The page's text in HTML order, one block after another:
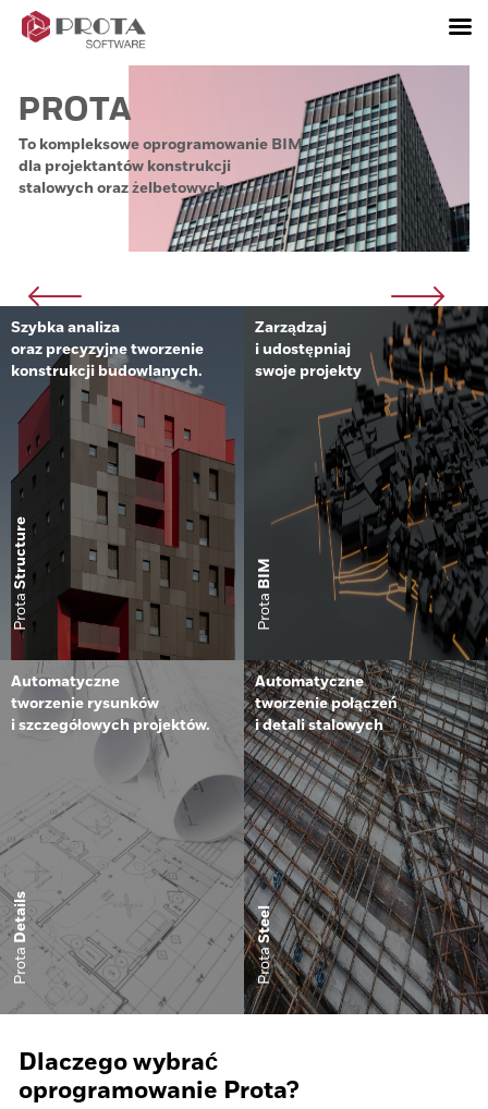
PROTA
To kompleksowe oprogramowanie BIM
dla projektantów konstrukcji
stalowych oraz żelbetowych.
Szybka analiza
oraz precyzyjne tworzenie
konstrukcji budowlanych.
Prota
Structure
Zarządzaj
i udostępniaj
swoje projekty
Prota
BIM
Automatyczne
tworzenie rysunków
i szczegółowych projektów.
Prota
Details
Automatyczne
tworzenie połączeń
i detali stalowych
Prota
Steel
Dlaczego wybrać
oprogramowanie Prota?